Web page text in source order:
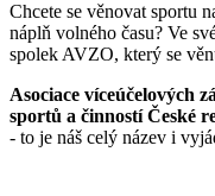
Chcete se věnovat sportu
náplň volného času? Ve
spolek AVZO, který se
Asociace víceúčelových
sportů a činností České
- to je náš celý název i